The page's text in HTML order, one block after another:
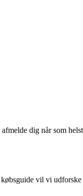
dig når som
vil vi